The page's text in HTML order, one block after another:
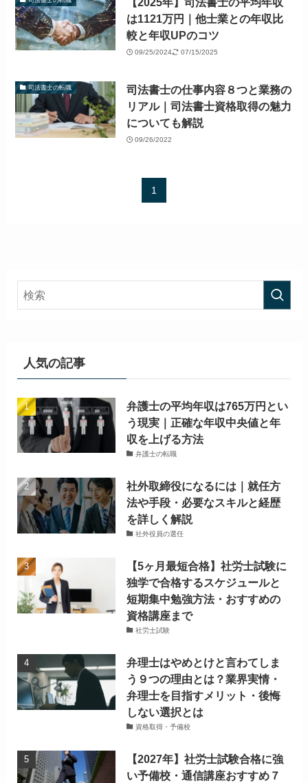
は1121万円｜他士業との年収比
較と年収UPのコツ
09/25/2024 07/15/2025
司法書士の転職
司法書士の仕事内容８つと業務の
リアル｜司法書士資格取得の魅力
についても解説
09/26/2022
1
人気の記事
弁護士の平均年収は765万円とい
う現実｜正確な年収中央値と年
収を上げる方法
弁護士の転職
社外取締役になるには｜就任方
法や手段・必要なスキルと経歴
を詳しく解説
社外役員の選任
【5ヶ月最短合格】社労士試験に
独学で合格するスケジュールと
短期集中勉強方法・おすすめの
資格講座まで
社労士試験
弁理士はやめとけと言わてしま
う９つの理由とは？業界実情・
弁理士を目指すメリット・後悔
しない選択とは
資格取得・予備校
【2027年】社労士試験合格に強
い予備校・通信講座おすすめ７